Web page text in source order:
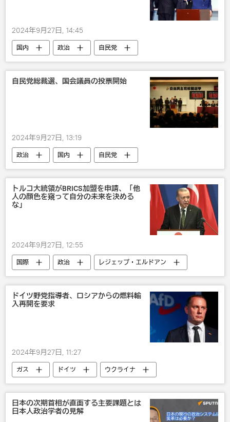
2024年9月27日, 14:45
国内 政治 自民党
自民党総裁選、国会議員の投票開始
2024年9月27日, 13:19
政治 国内 自民党
トルコ大統領がBRICS加盟を申請、「他
人の顔色を窺って自分の未来を決める
な」
2024年9月27日, 12:55
国際 政治
レジェップ・エルドアン
トルコ
ニューヨーク
ボリビア
国連
NATO
ドイツ野党指導者、ロシアからの燃料輸
入再開を要求
2024年9月27日, 11:27
ガス ドイツ
ウクライナ
ポーランド
国際 ロシア
日本の次期首相が直面する主要課題とは
日本人政治学者の見解